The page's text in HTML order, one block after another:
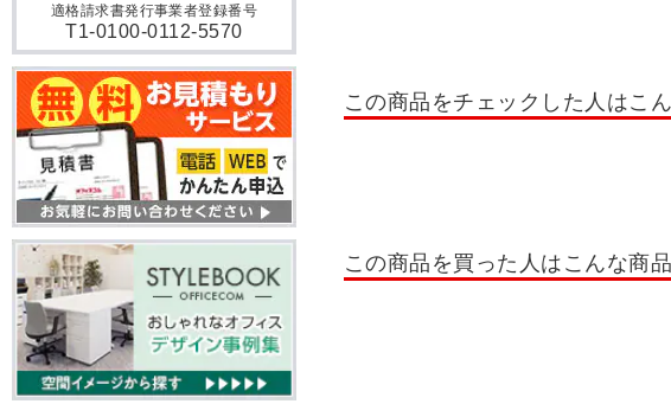
Belfix(LPXシリーズ) PFパネル パネルAP
この商品をチェックした人はこ
この商品を買った人はこんな商
適格請求書発行事業者登録番号
T1-0100-0112-5570